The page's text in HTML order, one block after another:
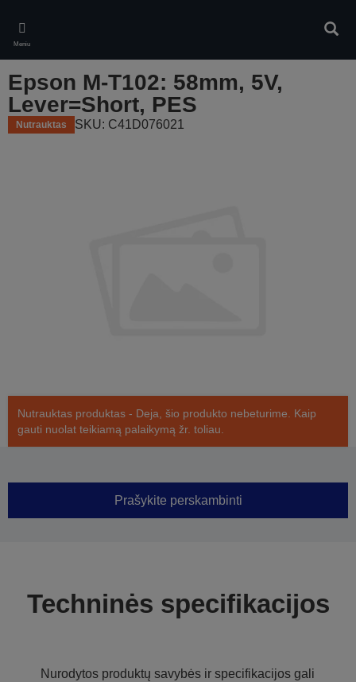
main
content
Meniu
Epson M-T102: 58mm, 5V,
Lever=Short, PES
Nutrauktas SKU: C41D076021
Nutrauktas produktas - Deja, šio produkto nebeturime. Kaip
gauti nuolat teikiamą palaikymą žr. toliau.
Prašykite perskambinti
Techninės specifikacijos
Nurodytos produktų savybės ir specifikacijos gali